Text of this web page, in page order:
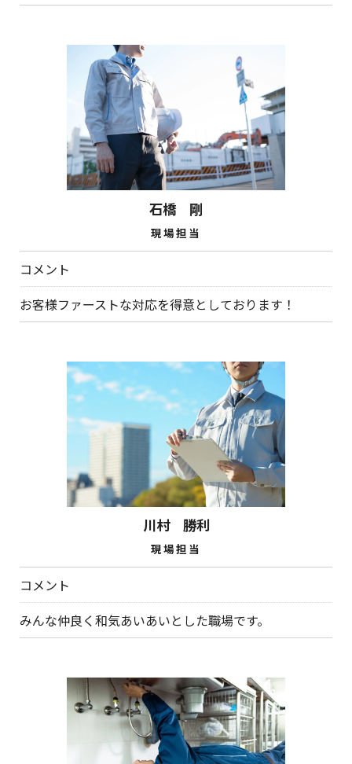
石橋 剛
現場担当
コメント
お客様ファーストな対応を得意としております！
川村 勝利
現場担当
コメント
みんな仲良く和気あいあいとした職場です。